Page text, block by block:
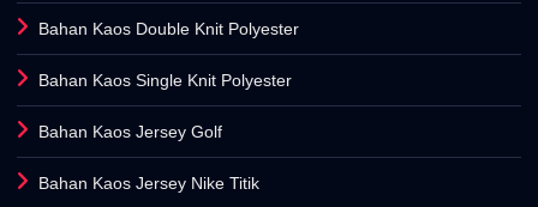
Bahan Kaos Double Knit Polyester
Bahan Kaos Single Knit Polyester
Bahan Kaos Jersey Golf
Bahan Kaos Jersey Nike Titik